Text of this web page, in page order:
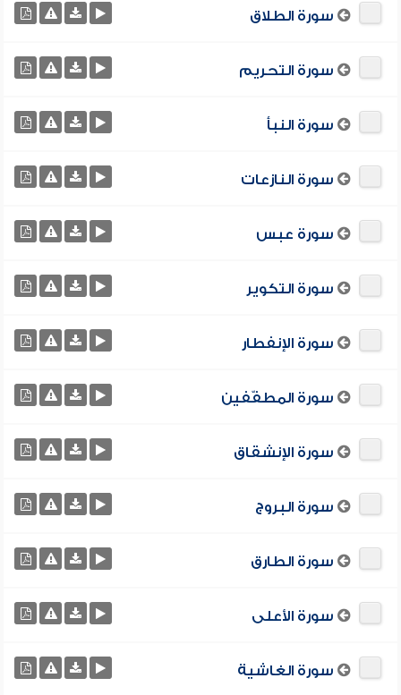
سورة الطلاق
سورة التحريم
سورة النبأ
سورة النازعات
سورة عبس
سورة التكوير
سورة الإنفطار
سورة المطفّفين
سورة الإنشقاق
سورة البروج
سورة الطارق
سورة الأعلى
سورة الغاشية